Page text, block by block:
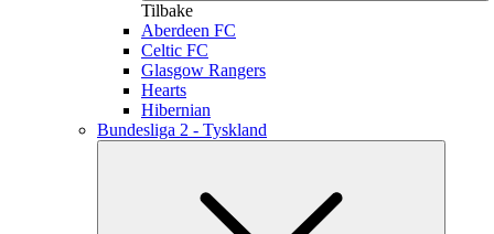
Tilbake
Aberdeen FC
Celtic FC
Glasgow Rangers
Hearts
Hibernian
Bundesliga 2 - Tyskland